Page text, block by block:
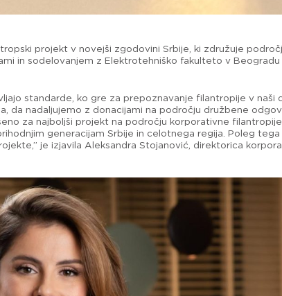
projekt v novejši zgodovini Srbije, ki združuje
in sodelovanjem z Elektrotehniško fakulteto v Beogradu
standarde, ko gre za prepoznavanje filantropije v naši
da nadaljujemo z donacijami na področju družbene
za najboljši projekt na področju korporativne
generacijam Srbije in celotnega regija. Poleg tega
je izjavila Aleksandra Stojanović, direktorica